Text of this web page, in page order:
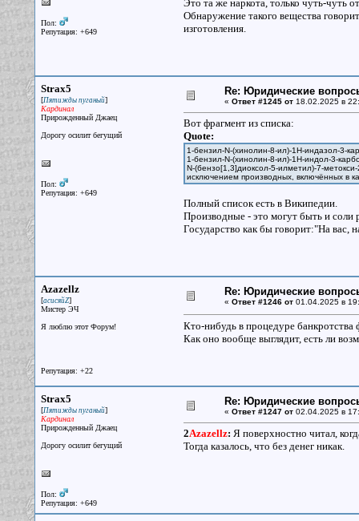
Пол:
Репутация: +649
Это та же наркота, только чуть-чуть
Обнаружение такого вещества
изготовления.
Strax5
[Пятижды пуганый]
Кардинал
Прирожденный Джаец
Дорогу осилит бегущий
Пол:
Репутация: +649
Re: Юридические
« Ответ #1245 от18.02.2025 в
Вот фрагмент из списка:
Quote:
1-бензил-N-(хинолин-8-ил)-1H-индазол-3-
1-бензил-N-(хинолин-8-ил)-1H-индол-3-
N-(бензо[1,3]диоксол-5-илметил)-7-
исключением производных, включённых в
Полный список есть в Википедии.
Производные - это могут быть и соли
Государство как бы говорит:"На вас,
Azazellz
[асисяйZ]
Мистер ЭЧ
Я люблю этот Форум!
Репутация: +22
Re: Юридические
« Ответ #1246 от01.04.2025 в
Кто-нибудь в процедуре банкротства
Как оно вообще выглядит, есть ли
Strax5
[Пятижды пуганый]
Кардинал
Прирожденный Джаец
Дорогу осилит бегущий
Пол:
Репутация: +649
Re: Юридические
« Ответ #1247 от02.04.2025 в
2Azazellz: Я поверхностно читал,
Тогда казалось, что без денег никак.